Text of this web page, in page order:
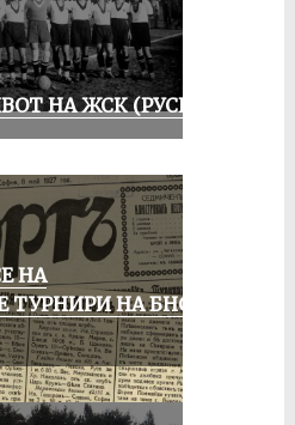
НА ЖСК (РУСЕ)
НА
ТУРНИРИ НА БНСФ